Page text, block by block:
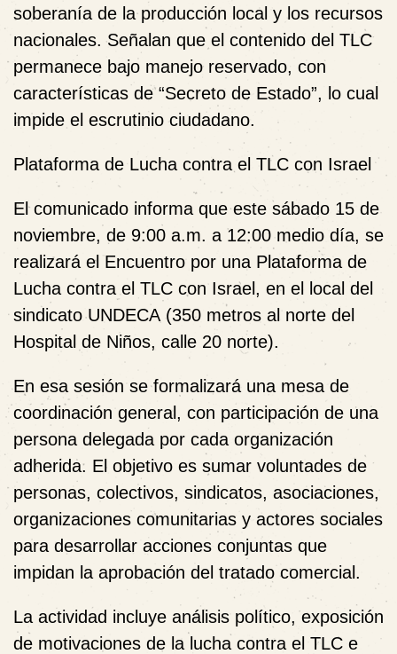
soberanía de la producción local y los recursos
nacionales. Señalan que el contenido del TLC
permanece bajo manejo reservado, con
características de“Secreto de Estado”, lo cual
impide el escrutinio ciudadano.
Plataforma de Lucha contra el TLC con Israel
El comunicado informa que este sábado 15 de
noviembre, de 9:00 a.m. a 12:00 medio día, se
realizará el Encuentro por una Plataforma de
Lucha contra el TLC con Israel, en el local del
sindicatoUNDECA (350 metros al norte del
Hospital de Niños, calle 20 norte).
En esa sesión se formalizará una mesa de
coordinación general, con participación de una
persona delegada por cada organización
adherida. El objetivo es sumar voluntades de
personas, colectivos, sindicatos, asociaciones,
organizaciones comunitarias y actores sociales
para desarrollar acciones conjuntas que
impidan la aprobación del tratado comercial.
La actividad incluye análisis político, exposición
de motivaciones de la lucha contra el TLC e